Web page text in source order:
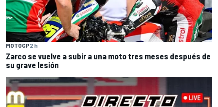
MOTOGP2 h
Zarco se vuelve a subir a una moto tres meses después de
su grave lesión